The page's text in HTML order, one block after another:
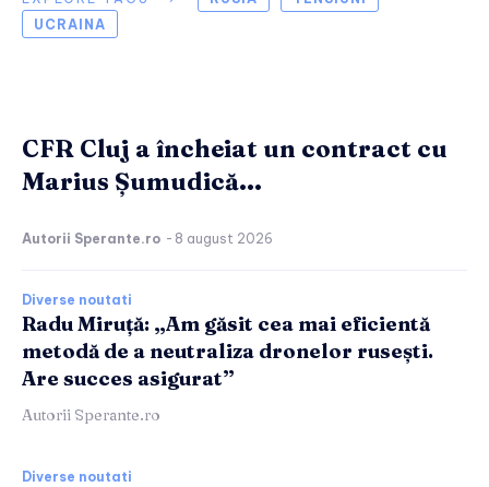
UCRAINA
CFR Cluj a încheiat un contract cu
Marius Șumudică...
Autorii Sperante.ro - 8 august 2026
Diverse noutati
Radu Miruță: „Am găsit cea mai eficientă
metodă de a neutraliza dronelor rusești.
Are succes asigurat”
Autorii Sperante.ro
Diverse noutati